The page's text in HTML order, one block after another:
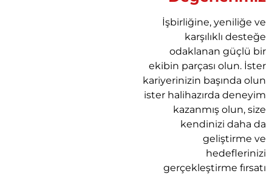
İşbirliğine, yeniliğe ve
karşılıklı desteğe
odaklanan güçlü bir
ekibin parçası olun. İster
kariyerinizin başında olun
ister halihazırda deneyim
kazanmış olun, size
kendinizi daha da
geliştirme ve
hedeflerinizi
gerçekleştirme fırsatı